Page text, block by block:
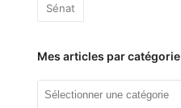
Sénat
Mes articles par catégorie
Mes